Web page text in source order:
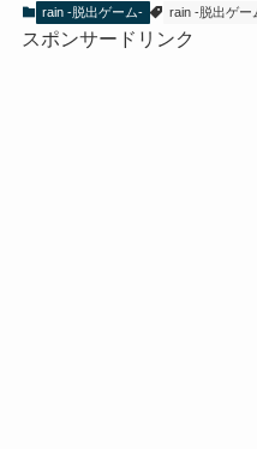
rain -脱出ゲーム- rain -脱出ゲー
スポンサードリンク